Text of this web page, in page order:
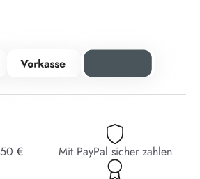
€ Mit PayPal sicher zahlen